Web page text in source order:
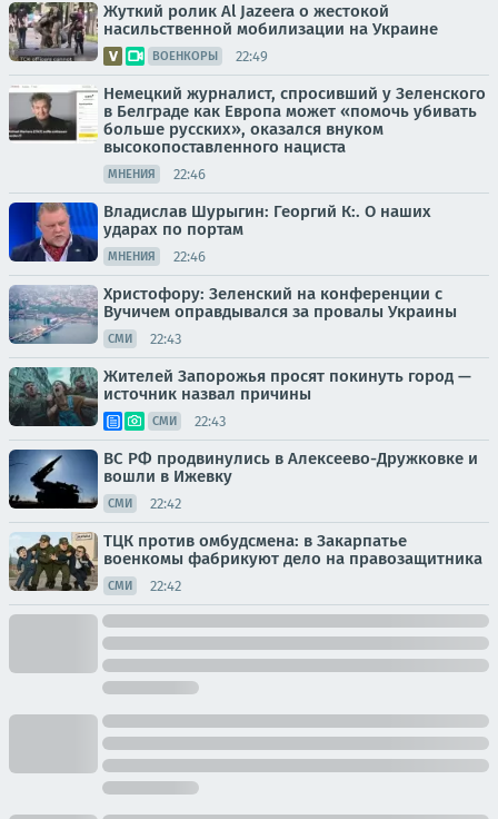
Жуткий ролик Al Jazeera о жестокой
насильственной мобилизации на Украине
ВОЕНКОРЫ 22:49
Немецкий журналист, спросивший у Зеленского
в Белграде как Европа может «помочь убивать
больше русских», оказался внуком
высокопоставленного нациста
МНЕНИЯ 22:46
Владислав Шурыгин: Георгий К:. О наших
ударах по портам
МНЕНИЯ 22:46
Христофору: Зеленский на конференции с
Вучичем оправдывался за провалы Украины
СМИ 22:43
Жителей Запорожья просят покинуть город —
источник назвал причины
СМИ 22:43
ВС РФ продвинулись в Алексеево-Дружковке и
вошли в Ижевку
СМИ 22:42
ТЦК против омбудсмена: в Закарпатье
военкомы фабрикуют дело на правозащитника
СМИ 22:42